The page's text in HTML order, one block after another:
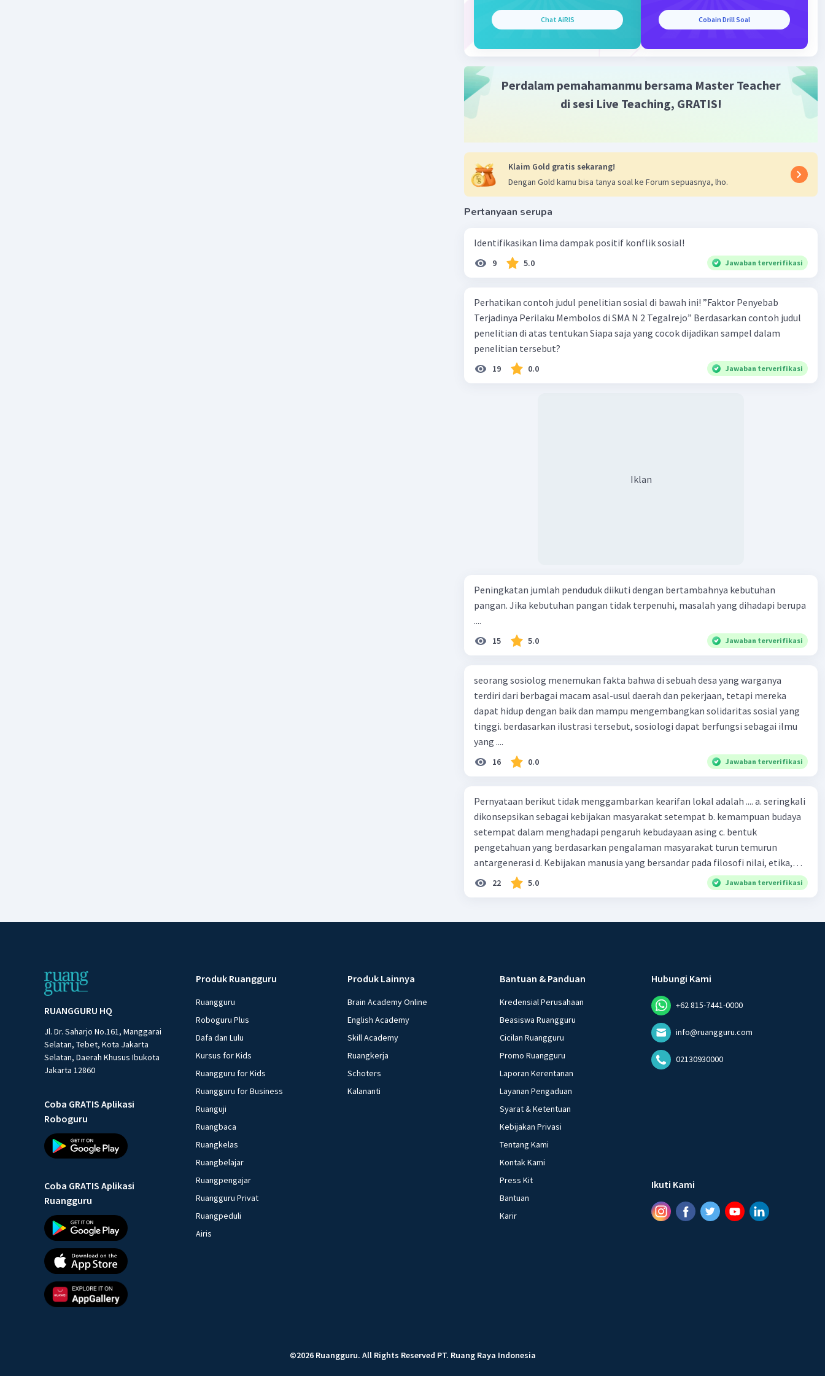
Iklan
Level 25
Objek formal sosiologi adalah hubungan antar manusia sebagai
makhluk sosial, serta proses yang timbul dari hubungan di dalam
Beri Rating·0.0(0) Balas
Chat AiRIS Cobain Drill Soal
Perdalam pemahamanmu bersama Master Teacher
di sesi Live Teaching, GRATIS!
Klaim Gold gratis sekarang!
Dengan Gold kamu bisa tanya soal ke Forum sepuasnya, lho.
Pertanyaan serupa
Identifikasikan lima dampak positif konflik sosial!
9 5.0 Jawaban terverifikasi
Perhatikan contoh judul penelitian sosial di bawah ini! ”Faktor Penyebab
Terjadinya Perilaku Membolos di SMA N 2 Tegalrejo” Berdasarkan contoh judul
penelitian di atas tentukan Siapa saja yang cocok dijadikan sampel dalam
penelitian tersebut?
19 0.0 Jawaban terverifikasi
Iklan
Peningkatan jumlah penduduk diikuti dengan bertambahnya kebutuhan
pangan. Jika kebutuhan pangan tidak terpenuhi, masalah yang dihadapi berupa
....
15 5.0 Jawaban terverifikasi
seorang sosiolog menemukan fakta bahwa di sebuah desa yang warganya
terdiri dari berbagai macam asal-usul daerah dan pekerjaan, tetapi mereka
dapat hidup dengan baik dan mampu mengembangkan solidaritas sosial yang
tinggi. berdasarkan ilustrasi tersebut, sosiologi dapat berfungsi sebagai ilmu
yang ....
16 0.0 Jawaban terverifikasi
Pernyataan berikut tidak menggambarkan kearifan lokal adalah .... a. seringkali
dikonsepsikan sebagai kebijakan masyarakat setempat b. kemampuan budaya
setempat dalam menghadapi pengaruh kebudayaan asing c. bentuk
pengetahuan yang berdasarkan pengalaman masyarakat turun temurun
antargenerasi d. Kebijakan manusia yang bersandar pada filosofi nilai, etika,
dan perilaku yang melembaga secara tradisional e. produk tentang nilai dalam
masyarakat dan tidak berkaitan dengan kondisi geografis atau lingkungan
22 5.0 Jawaban terverifikasi
RUANGGURU HQ
Jl. Dr. Saharjo No.161, Manggarai
Selatan, Tebet, Kota Jakarta
Selatan, Daerah Khusus Ibukota
Jakarta 12860
Coba GRATIS Aplikasi
Roboguru
Coba GRATIS Aplikasi
Ruangguru
Produk Ruangguru
Ruangguru
Roboguru Plus
Dafa dan Lulu
Kursus for Kids
Ruangguru for Kids
Ruangguru for Business
Ruanguji
Ruangbaca
Ruangkelas
Ruangbelajar
Ruangpengajar
Ruangguru Privat
Ruangpeduli
Airis
Produk Lainnya
Brain Academy Online
English Academy
Skill Academy
Ruangkerja
Schoters
Kalananti
Bantuan & Panduan
Kredensial Perusahaan
Beasiswa Ruangguru
Cicilan Ruangguru
Promo Ruangguru
Laporan Kerentanan
Layanan Pengaduan
Syarat & Ketentuan
Kebijakan Privasi
Tentang Kami
Kontak Kami
Press Kit
Bantuan
Karir
Hubungi Kami
+62 815-7441-0000
info@ruangguru.com
02130930000
Ikuti Kami
©2026 Ruangguru. All Rights Reserved PT. Ruang Raya Indonesia